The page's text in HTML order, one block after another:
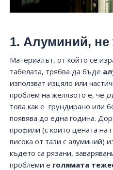
1. Алуминий, не
Материалът, от който се
табелата, трябва да бъде
използват изцяло или
проблем на желязото е, че
това как е грундирано или
появява до една година.
профили (с които цената на
висока от тази с алуминий)
където са рязани,
проблеми е голямата